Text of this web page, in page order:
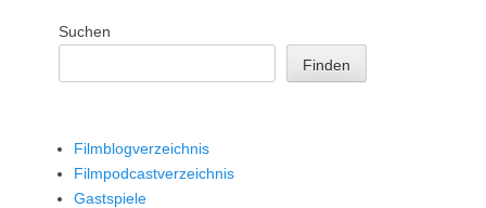
Suchen
Finden
Filmblogverzeichnis
Filmpodcastverzeichnis
Gastspiele